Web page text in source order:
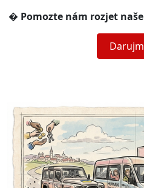
� Pomozte nám rozjet